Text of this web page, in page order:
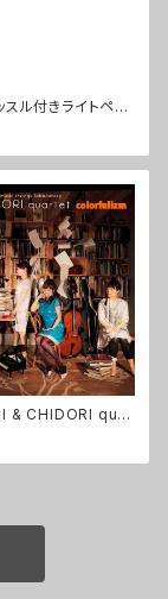
スル付きライトペン
& CHIDORI quar
』